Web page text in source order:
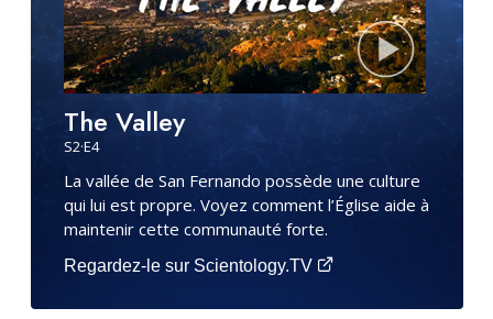
The Valley
S2·E4
La vallée de San Fernando possède une culture
qui lui est propre. Voyez comment l’Église aide à
maintenir cette communauté forte.
Regardez-le sur Scientology.TV